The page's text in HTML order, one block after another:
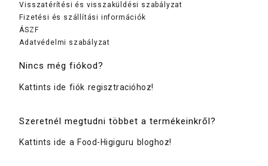
Visszatérítési és visszaküldési szabályzat
Fizetési és szállítási információk
ÁSZF
Adatvédelmi szabályzat
Nincs még fiókod?
Kattints ide fiók regisztracióhoz!
Szeretnél megtudni többet a termékeinkről?
Kattints ide a Food-Higiguru bloghoz!